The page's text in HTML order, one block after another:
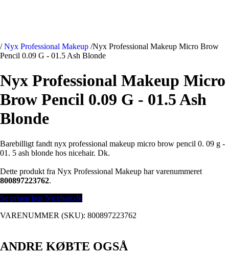
/ Nyx Professional Makeup /Nyx Professional Makeup Micro Brow
Pencil 0.09 G - 01.5 Ash Blonde
Nyx Professional Makeup Micro
Brow Pencil 0.09 G - 01.5 Ash
Blonde
Barebilligt fandt nyx professional makeup micro brow pencil 0. 09 g -
01. 5 ash blonde hos nicehair. Dk.
Dette produkt fra Nyx Professional Makeup har varenummeret
800897223762.
Se prisen hos Nicehair.dk
VARENUMMER (SKU): 800897223762
ANDRE KØBTE OGSÅ